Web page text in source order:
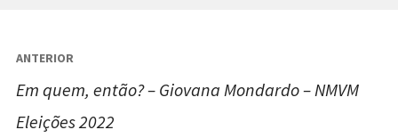
Navegação
de
Post
ANTERIOR
Em quem, então? – Giovana Mondardo – NMVM
Eleições 2022